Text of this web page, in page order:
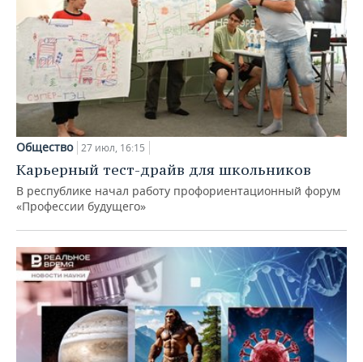
Общество 27 июл, 16:15
Карьерный тест-драйв для школьников
В республике начал работу профориентационный форум
«Профессии будущего»